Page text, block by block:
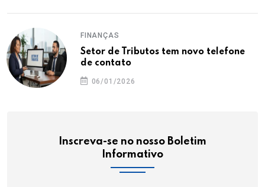
FINANÇAS
Setor de Tributos tem novo telefone
de contato
06/01/2026
Inscreva-se no nosso Boletim
Informativo